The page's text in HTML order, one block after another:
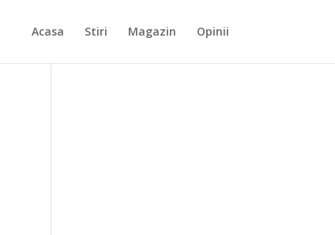
Acasa Stiri Magazin Opinii